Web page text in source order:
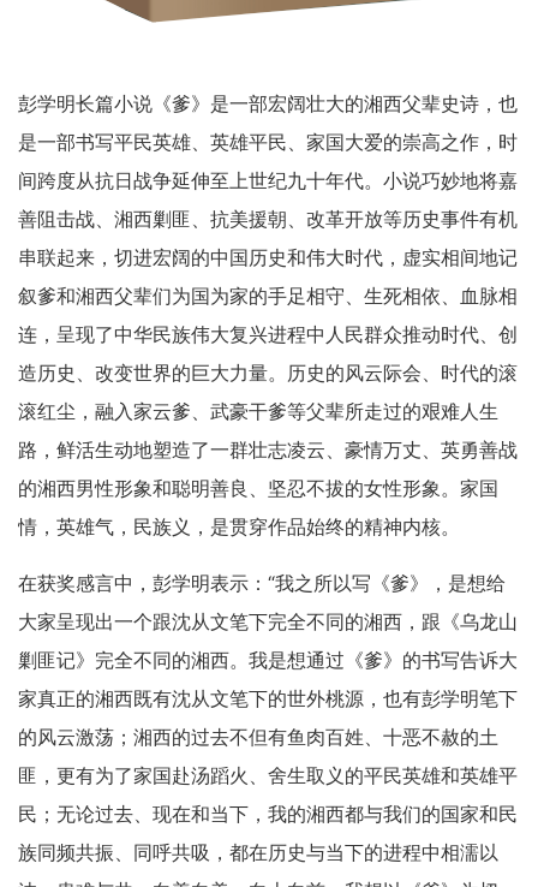
彭学明长篇小说《爹》是一部宏阔壮大的湘西父辈史诗，也
是一部书写平民英雄、英雄平民、家国大爱的崇高之作，时
间跨度从抗日战争延伸至上世纪九十年代。小说巧妙地将嘉
善阻击战、湘西剿匪、抗美援朝、改革开放等历史事件有机
串联起来，切进宏阔的中国历史和伟大时代，虚实相间地记
叙爹和湘西父辈们为国为家的手足相守、生死相依、血脉相
连，呈现了中华民族伟大复兴进程中人民群众推动时代、创
造历史、改变世界的巨大力量。历史的风云际会、时代的滚
滚红尘，融入家云爹、武豪干爹等父辈所走过的艰难人生
路，鲜活生动地塑造了一群壮志凌云、豪情万丈、英勇善战
的湘西男性形象和聪明善良、坚忍不拔的女性形象。家国
情，英雄气，民族义，是贯穿作品始终的精神内核。
在获奖感言中，彭学明表示：“我之所以写《爹》，是想给
大家呈现出一个跟沈从文笔下完全不同的湘西，跟《乌龙山
剿匪记》完全不同的湘西。我是想通过《爹》的书写告诉大
家真正的湘西既有沈从文笔下的世外桃源，也有彭学明笔下
的风云激荡；湘西的过去不但有鱼肉百姓、十恶不赦的土
匪，更有为了家国赴汤蹈火、舍生取义的平民英雄和英雄平
民；无论过去、现在和当下，我的湘西都与我们的国家和民
族同频共振、同呼共吸，都在历史与当下的进程中相濡以